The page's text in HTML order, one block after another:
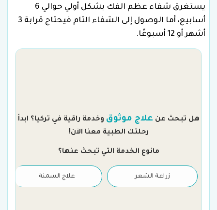
يستغرق شفاء عظم الفك بشكل أولي حوالي 6
أسابيع، أما الوصول إلى الشفاء التام فيحتاج قرابة 3
أشهر أو 12 أسبوعًا.
هل تبحث عن علاج موثوق وخدمة راقية في تركيا؟ ابدأ
رحلتك الطبية معنا الآن!
مانوع الخدمة التي تبحث عنها؟
زراعة الشعر علاج السمنة